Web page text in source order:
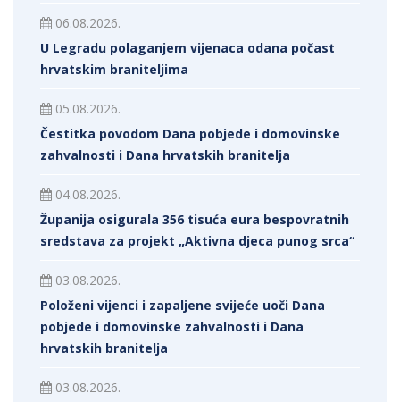
06.08.2026.
U Legradu polaganjem vijenaca odana počast
hrvatskim braniteljima
05.08.2026.
Čestitka povodom Dana pobjede i domovinske
zahvalnosti i Dana hrvatskih branitelja
04.08.2026.
Županija osigurala 356 tisuća eura bespovratnih
sredstava za projekt „Aktivna djeca punog srca“
03.08.2026.
Položeni vijenci i zapaljene svijeće uoči Dana
pobjede i domovinske zahvalnosti i Dana
hrvatskih branitelja
03.08.2026.